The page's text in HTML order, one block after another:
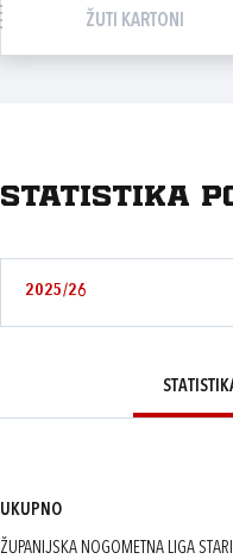
ŽUTI KARTONI
Statistika
2025/26
UKUPNO
ŽUPANIJSKA NOGOMETNA LIGA